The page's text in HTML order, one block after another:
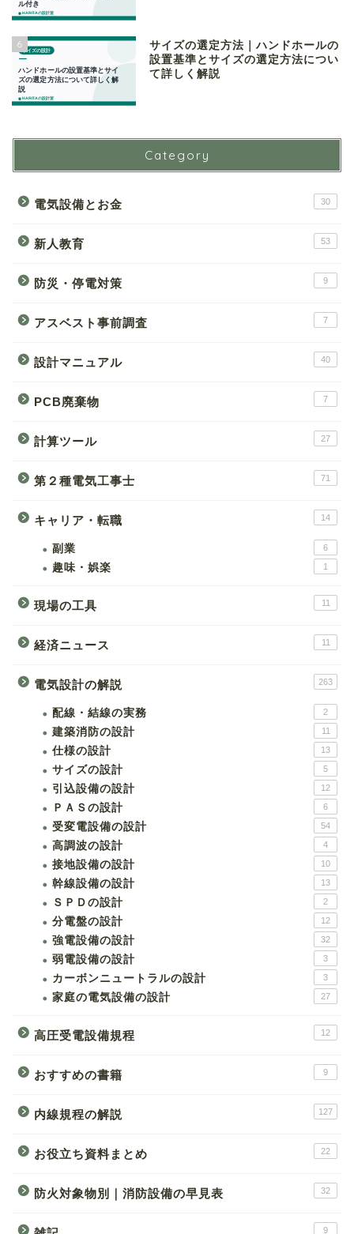
6
サイズの選定方法｜ハンドホールの
設置基準とサイズの選定方法につい
て詳しく解説
Category
電気設備とお金 30
新人教育 53
防災・停電対策 9
アスベスト事前調査 7
設計マニュアル 40
PCB廃棄物 7
計算ツール 27
第２種電気工事士 71
キャリア・転職 14
副業 6
趣味・娯楽 1
現場の工具 11
経済ニュース 11
電気設計の解説 263
配線・結線の実務 2
建築消防の設計 11
仕様の設計 13
サイズの設計 5
引込設備の設計 12
ＰＡＳの設計 6
受変電設備の設計 54
高調波の設計 4
接地設備の設計 10
幹線設備の設計 13
ＳＰＤの設計 2
分電盤の設計 12
強電設備の設計 32
弱電設備の設計 3
カーボンニュートラルの設計 3
家庭の電気設備の設計 27
高圧受電設備規程 12
おすすめの書籍 9
内線規程の解説 127
お役立ち資料まとめ 22
防火対象物別｜消防設備の早見表 32
9